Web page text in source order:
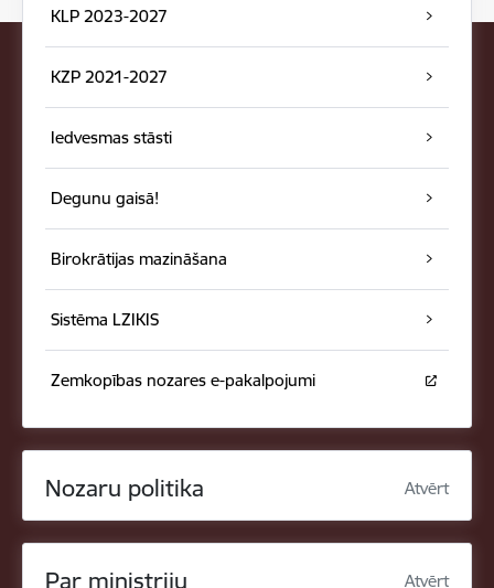
KLP 2023-2027
KZP 2021-2027
Iedvesmas stāsti
Degunu gaisā!
Birokrātijas mazināšana
Sistēma LZIKIS
Zemkopības nozares e-pakalpojumi
Nozaru politika Atvērt
Par ministriju Atvērt